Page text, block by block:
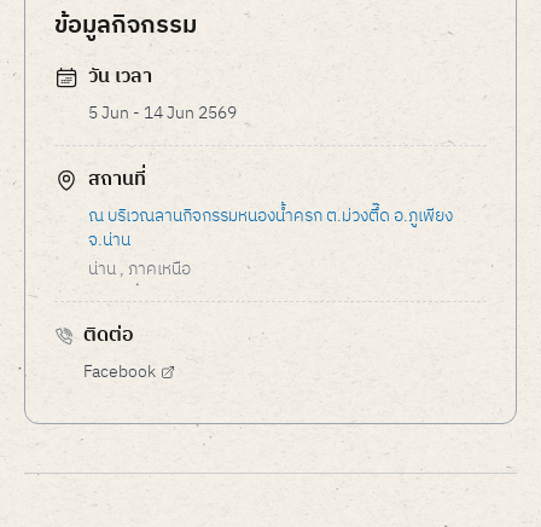
ข้อมูลกิจกรรม
วัน เวลา
5 Jun - 14 Jun 2569
สถานที่
ณ บริเวณลานกิจกรรมหนองน้ำครก ต.ม่วงตึ๊ด อ.ภูเพียง
จ.น่าน
น่าน, ภาคเหนือ
ติดต่อ
Facebook